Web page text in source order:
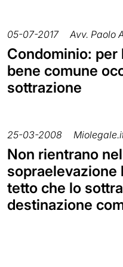
05-07-2017 Avv. Paolo
Condominio:
bene comune
sottrazione
25-03-2008
Non rientrano
sopraelevazione
tetto che lo
destinazione